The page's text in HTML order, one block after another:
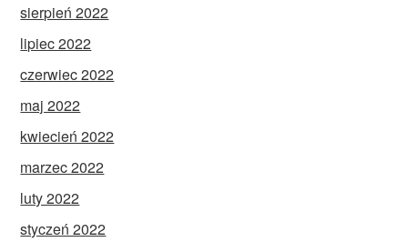
sierpień 2022
lipiec 2022
czerwiec 2022
maj 2022
kwiecień 2022
marzec 2022
luty 2022
styczeń 2022